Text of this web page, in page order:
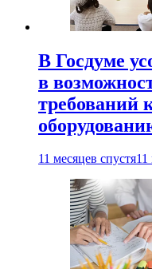
В Госдуме
в
требований
11 месяцев спустя11